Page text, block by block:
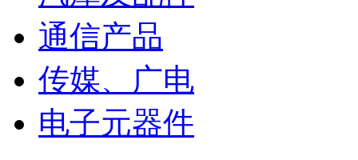
通信产品
传媒、广电
电子元器件